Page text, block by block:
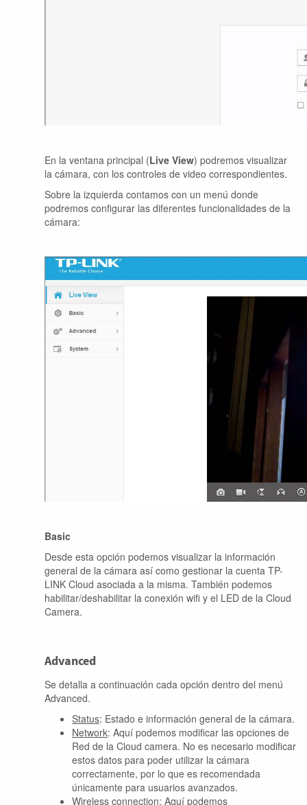
En la ventana principal (Live View) podremos visualizar
la cámara, con los controles de video correspondientes.
Sobre la izquierda contamos con un menú donde
podremos configurar las diferentes funcionalidades de la
cámara:
Basic
Desde esta opción podemos visualizar la información
general de la cámara así como gestionar la cuenta TP-
LINK Cloud asociada a la misma. También podemos
habilitar/deshabilitar la conexión wifi y el LED de la Cloud
Camera.
Advanced
Se detalla a continuación cada opción dentro del menú
Advanced.
Status: Estado e información general de la cámara.
Network: Aquí podemos modificar las opciones de
Red de la Cloud camera. No es necesario modificar
estos datos para poder utilizar la cámara
correctamente, por lo que es recomendada
únicamente para usuarios avanzados.
Wireless connection: Aquí podemos